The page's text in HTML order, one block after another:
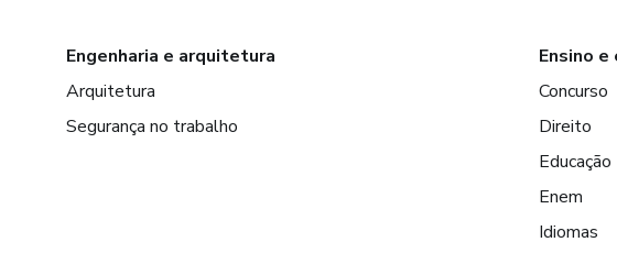
Engenharia e arquitetura
Arquitetura
Segurança no trabalho
Ensino
Concurso
Direito
Educação
Enem
Idiomas